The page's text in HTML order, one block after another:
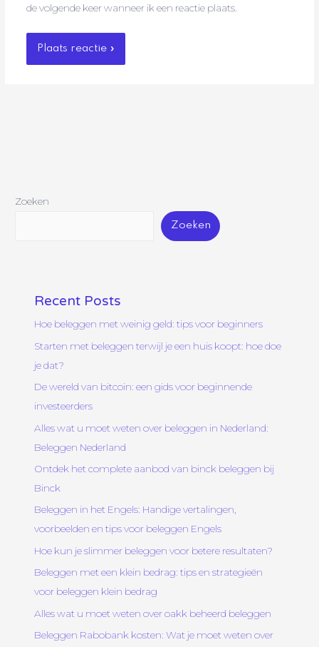
de volgende keer wanneer ik een reactie plaats.
Zoeken
Zoeken
Recent Posts
Hoe beleggen met weinig geld: tips voor beginners
Starten met beleggen terwijl je een huis koopt: hoe doe
je dat?
De wereld van bitcoin: een gids voor beginnende
investeerders
Alles wat u moet weten over beleggen in Nederland:
Beleggen Nederland
Ontdek het complete aanbod van binck beleggen bij
Binck
Beleggen in het Engels: Handige vertalingen,
voorbeelden en tips voor beleggen Engels
Hoe kun je slimmer beleggen voor betere resultaten?
Beleggen met een klein bedrag: tips en strategieën
voor beleggen klein bedrag
Alles wat u moet weten over oakk beheerd beleggen
Beleggen Rabobank kosten: Wat je moet weten over